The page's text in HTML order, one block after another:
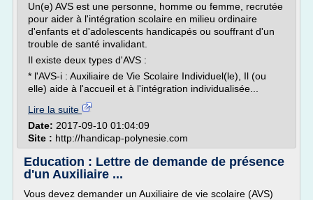
Un(e) AVS est une personne, homme ou femme, recrutée
pour aider à l'intégration scolaire en milieu ordinaire
d'enfants et d'adolescents handicapés ou souffrant d'un
trouble de santé invalidant.
Il existe deux types d'AVS :
* l'AVS-i : Auxiliaire de Vie Scolaire Individuel(le), Il (ou
elle) aide à l'accueil et à l'intégration individualisée...
Lire la suite
Date: 2017-09-10 01:04:09
Site : http://handicap-polynesie.com
Education : Lettre de demande de présence
d'un Auxiliaire ...
Vous devez demander un Auxiliaire de vie scolaire (AVS)